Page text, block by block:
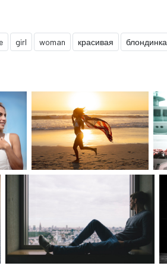
girl woman красивая блондинка